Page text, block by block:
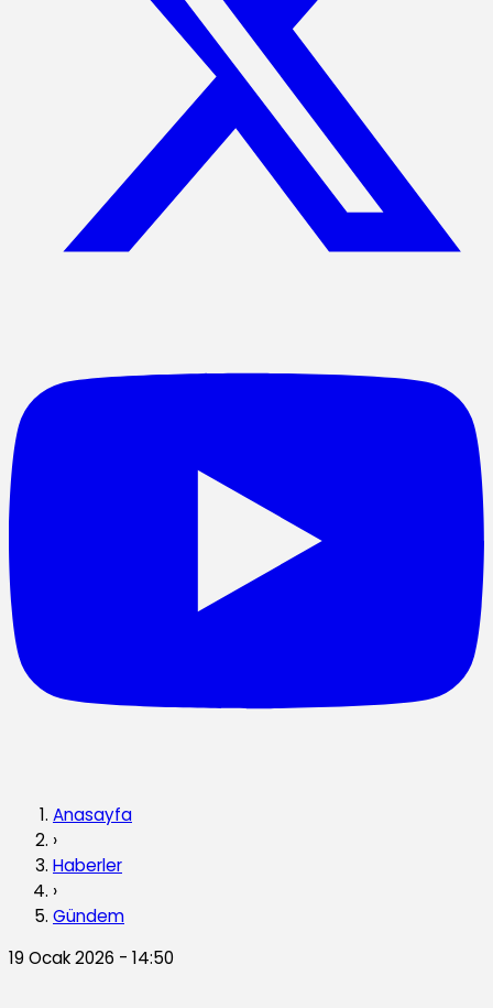
Anasayfa
›
Haberler
›
Gündem
19 Ocak 2026 - 14:50